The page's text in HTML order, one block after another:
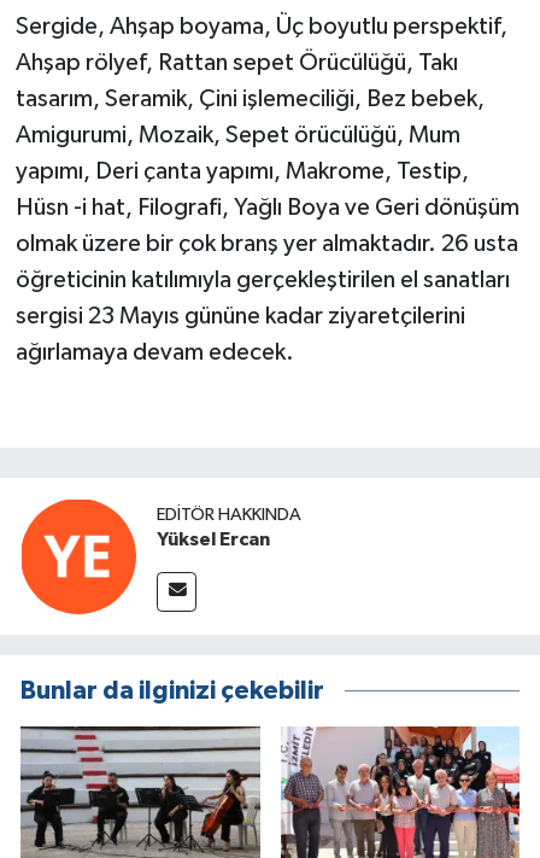
Sergide, Ahşap boyama, Üç boyutlu perspektif,
Ahşap rölyef, Rattan sepet Örücülüğü, Takı
tasarım, Seramik, Çini işlemeciliği, Bez bebek,
Amigurumi, Mozaik, Sepet örücülüğü, Mum
yapımı, Deri çanta yapımı, Makrome, Testip,
Hüsn -i hat, Filografi, Yağlı Boya ve Geri dönüşüm
olmak üzere bir çok branş yer almaktadır. 26 usta
öğreticinin katılımıyla gerçekleştirilen el sanatları
sergisi 23 Mayıs gününe kadar ziyaretçilerini
ağırlamaya devam edecek.
EDITÖR HAKKINDA
Yüksel Ercan
Bunlar da ilginizi çekebilir